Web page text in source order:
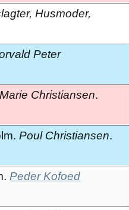
Husmoder,
Peter
Marie Christiansen.
Poul Christiansen.
Peder Kofoed